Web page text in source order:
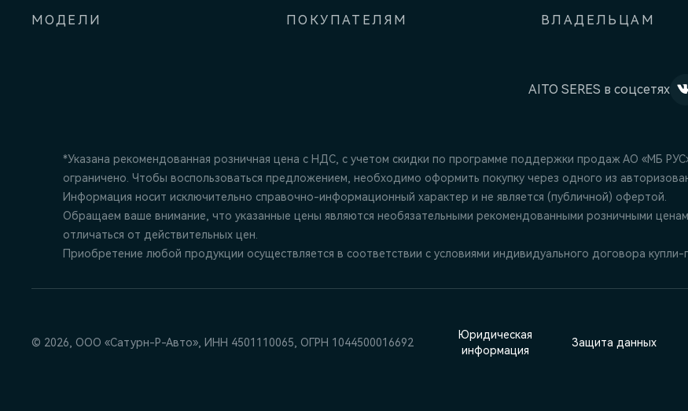
AITO SERES в соцсетях
МОДЕЛИ ПОКУПАТЕЛЯМ ВЛАДЕЛЬЦАМ
*Указана рекомендованная розничная цена c НДС, с учетом скидки по программе поддержки продаж АО «МБ
ограничено. Чтобы воспользоваться предложением, необходимо оформить покупку через одного из
Информация носит исключительно справочно-информационный характер и не является (публичной) офертой.
Обращаем ваше внимание, что указанные цены являются необязательными рекомендованными розничными
отличаться от действительных цен.
Приобретение любой продукции осуществляется в соответствии с условиями индивидуального договора
© 2026, ООО «Сатурн-Р-Авто», ИНН 4501110065, ОГРН 1044500016692
Юридическая
информация
Защита данных